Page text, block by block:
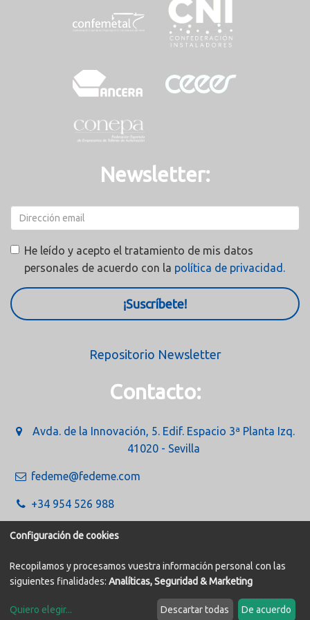
Newsletter:
He leído y acepto el tratamiento de mis datos
personales de acuerdo con la política de privacidad.
¡Suscríbete!
Repositorio Newsletter
Contacto:
Avda. de la Innovación, 5. Edif. Espacio 3ª Planta Izq.
41020 - Sevilla
fedeme@fedeme.com
+34 954 526 988
Configuración de cookies
Recopilamos y procesamos vuestra información personal con las
siguientes finalidades: Analíticas, Seguridad & Marketing
Quiero elegir... Descartar todas De acuerdo